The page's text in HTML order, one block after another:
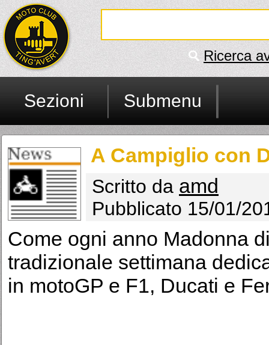
Ricerca
Sezioni Submenu
A Campiglio con
Scritto da amd
Pubblicato 15/01/
Come ogni anno Madonna
tradizionale settimana
in motoGP e F1, Ducati e